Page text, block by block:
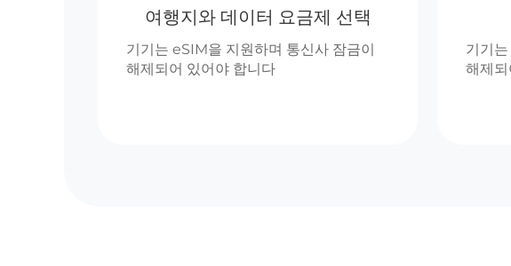
여행지와 데이터 요금제 선택
기기는 eSIM을 지원하며 통신사 잠금이
해제되어 있어야 합니다
기기
해제